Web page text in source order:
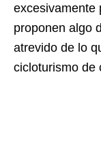
excesivamente
proponen algo
atrevido de lo
cicloturismo de